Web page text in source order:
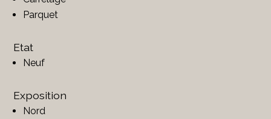
Parquet
Etat
Neuf
Exposition
Nord